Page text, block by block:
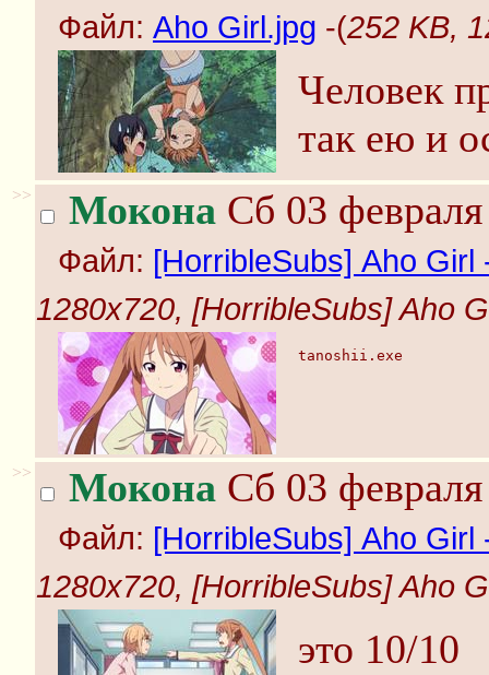
Файл: Aho Girl.jpg -(252 KB,
Человек
так ею и
>> Мокона Сб 03
Файл: [HorribleSubs] Aho
1280x720, [HorribleSubs] Aho
tanoshii.exe
>> Мокона Сб 03
Файл: [HorribleSubs] Aho
1280x720, [HorribleSubs] Aho
это 10/10